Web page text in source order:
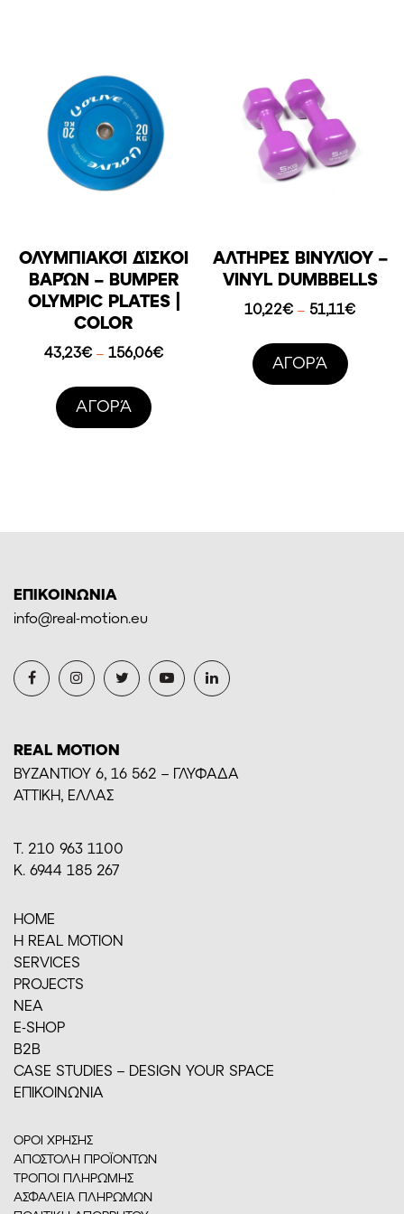
ΟΛΥΜΠΙΑΚΟΊ ΔΊΣΚΟΙ
ΒΑΡΏΝ – BUMPER
OLYMPIC PLATES |
COLOR
43,23€ – 156,06€Price
AΓΟΡΆ
ΑΛΤΉΡΕΣ ΒΙΝΥΛΊΟΥ –
VINYL DUMBBELLS
10,22€ – 51,11€Price
AΓΟΡΆ
ΕΠΙΚΟΙΝΩΝΙΑ
info@real-motion.eu
REAL MOTION
BYZANTIOY 6, 16 562 – ΓΛΥΦΑΔΑ
ΑΤΤΙΚΗ, ΕΛΛΑΣ
Τ. 210 963 1100
Κ. 6944 185 267
HOME
H REAL MOTION
SERVICES
PROJECTS
ΝΕΑ
E-SHOP
Β2Β
CASE STUDIES – DESIGN YOUR SPACE
ΕΠΙΚΟΙΝΩΝΙΑ
ΟΡΟΙ ΧΡΗΣΗΣ
ΑΠΟΣΤΟΛΗ ΠΡΟΪΟΝΤΩΝ
ΤΡΟΠΟΙ ΠΛΗΡΩΜΗΣ
ΑΣΦΑΛΕΙΑ ΠΛΗΡΩΜΩΝ